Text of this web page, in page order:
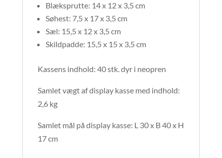
Blæksprutte: 14 x 12 x 3,5 cm
Søhest: 7,5 x 17 x 3,5 cm
Sæl: 15,5 x 12 x 3,5 cm
Skildpadde: 15,5 x 15 x 3,5 cm
Kassens indhold: 40 stk. dyr i neopren
Samlet vægt af display kasse med indhold:
2,6 kg
Samlet mål på display kasse: L 30 x B 40 x H
17 cm